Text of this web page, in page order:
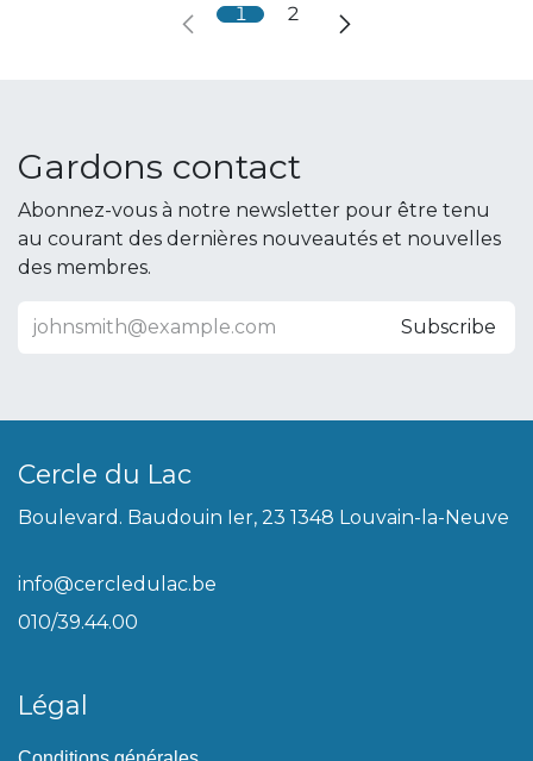
1 2
Gardons contact
Abonnez-vous à notre newsletter pour être tenu
au courant des dernières nouveautés et nouvelles
des membres.
Subscribe
Cercle du Lac
Boulevard. Baudouin Ier, 23 1348 Louvain-la-Neuve
info@cercledulac.be
010/39.44.00
Légal